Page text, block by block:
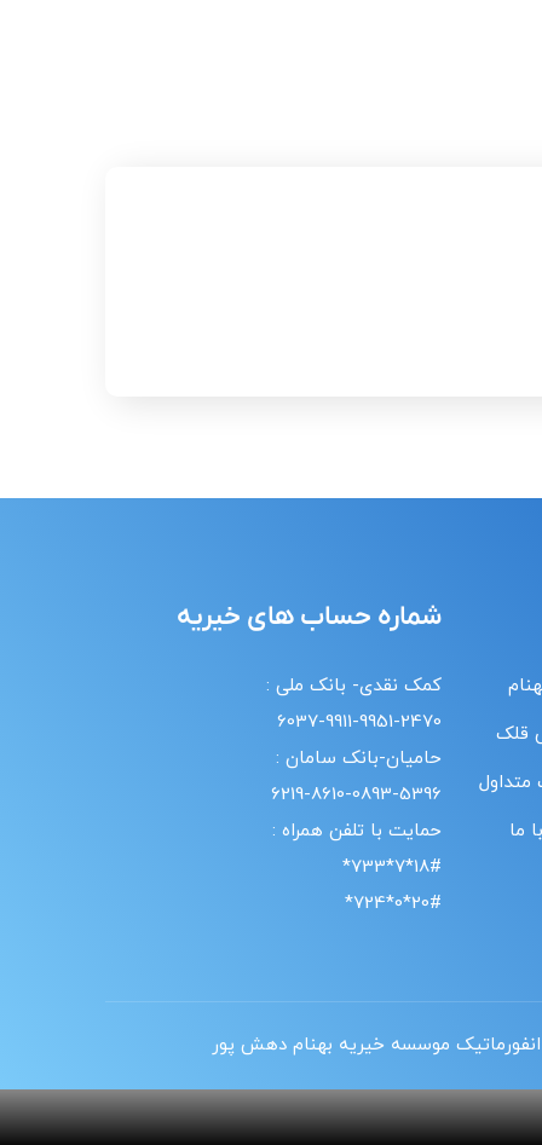
قلک
متداول
ما
شماره حساب های خیریه
کمک نقدی- بانک ملی :
6037-9911-9951-2470
حامیان-بانک سامان :
6219-8610-0893-5396
حمایت با تلفن همراه :
18#*7*733*
20#*0*724*
موسسه خیریه بهنام دهش پور